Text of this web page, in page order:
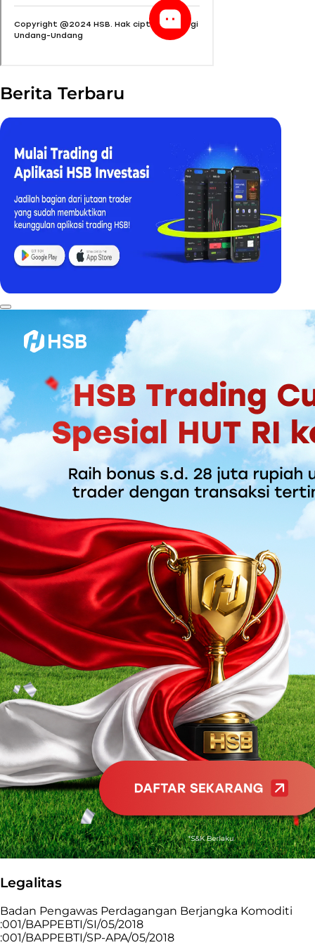
Berita Terbaru
Legalitas
Badan Pengawas Perdagangan Berjangka Komoditi
:001/BAPPEBTI/SI/05/2018
:001/BAPPEBTI/SP-APA/05/2018